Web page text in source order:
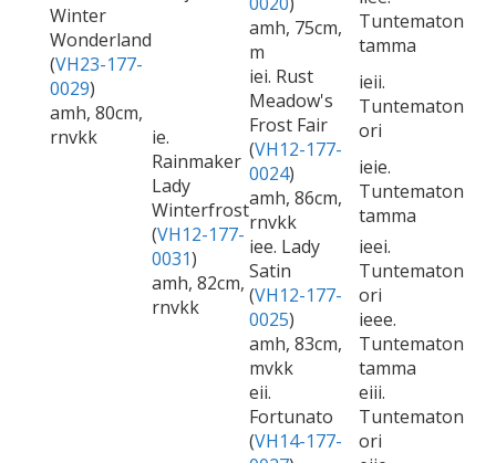
Winter
Wonderland
(VH23-177-
0029)
amh, 80cm,
rnvkk
amh, 75cm,
m
Tuntematon
tamma
ie.
Rainmaker
Lady
Winterfrost
(VH12-177-
0031)
amh, 82cm,
rnvkk
iei. Rust
Meadow's
Frost Fair
(VH12-177-
0024)
amh, 86cm,
rnvkk
ieii.
Tuntematon
ori
ieie.
Tuntematon
tamma
iee. Lady
Satin
(VH12-177-
0025)
amh, 83cm,
mvkk
ieei.
Tuntematon
ori
ieee.
Tuntematon
tamma
eii.
Fortunato
(VH14-177-
eiii.
Tuntematon
ori